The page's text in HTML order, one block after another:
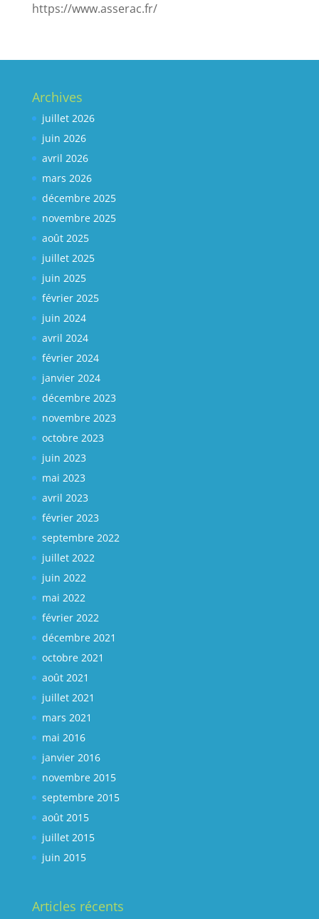
https://www.asserac.fr/
Archives
juillet 2026
juin 2026
avril 2026
mars 2026
décembre 2025
novembre 2025
août 2025
juillet 2025
juin 2025
février 2025
juin 2024
avril 2024
février 2024
janvier 2024
décembre 2023
novembre 2023
octobre 2023
juin 2023
mai 2023
avril 2023
février 2023
septembre 2022
juillet 2022
juin 2022
mai 2022
février 2022
décembre 2021
octobre 2021
août 2021
juillet 2021
mars 2021
mai 2016
janvier 2016
novembre 2015
septembre 2015
août 2015
juillet 2015
juin 2015
Articles récents